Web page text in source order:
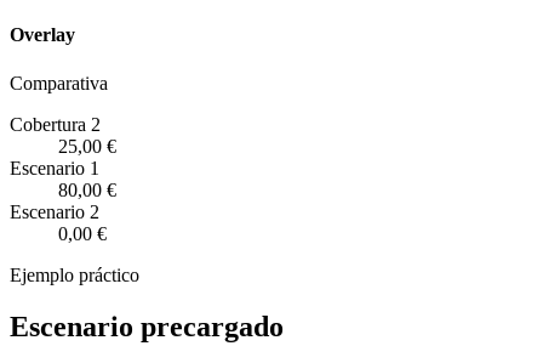
Overlay
Comparativa
Cobertura 2
25,00 €
Escenario 1
80,00 €
Escenario 2
0,00 €
Ejemplo práctico
Escenario precargado